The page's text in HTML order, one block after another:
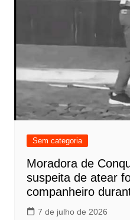
Sem categoria
Moradora de
suspeita de atear
companheiro
7 de julho de 2026